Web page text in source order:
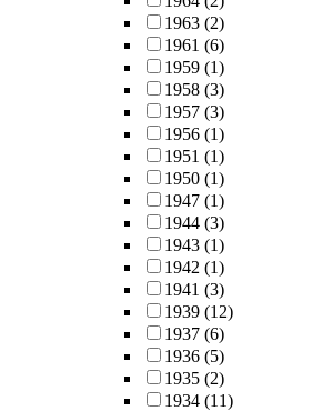
1963 (2)
1961 (6)
1959 (1)
1958 (3)
1957 (3)
1956 (1)
1951 (1)
1950 (1)
1947 (1)
1944 (3)
1943 (1)
1942 (1)
1941 (3)
1939 (12)
1937 (6)
1936 (5)
1935 (2)
1934 (11)